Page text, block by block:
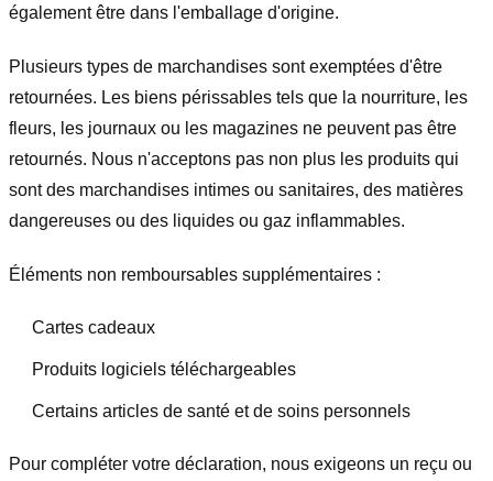
également être dans l'emballage d'origine.
Plusieurs types de marchandises sont exemptées d'être
retournées. Les biens périssables tels que la nourriture, les
fleurs, les journaux ou les magazines ne peuvent pas être
retournés. Nous n'acceptons pas non plus les produits qui
sont des marchandises intimes ou sanitaires, des matières
dangereuses ou des liquides ou gaz inflammables.
Éléments non remboursables supplémentaires :
Cartes cadeaux
Produits logiciels téléchargeables
Certains articles de santé et de soins personnels
Pour compléter votre déclaration, nous exigeons un reçu ou